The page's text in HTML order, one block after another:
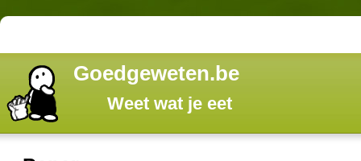
Goedgeweten.be
Weet wat je eet